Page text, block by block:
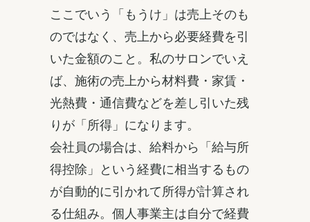
ここでいう「もうけ」は売上そのも
のではなく、売上から必要経費を引
いた金額のこと。私のサロンでいえ
ば、施術の売上から材料費・家賃・
光熱費・通信費などを差し引いた残
りが「所得」になります。
会社員の場合は、給料から「給与所
得控除」という経費に相当するもの
が自動的に引かれて所得が計算され
る仕組み。個人事業主は自分で経費